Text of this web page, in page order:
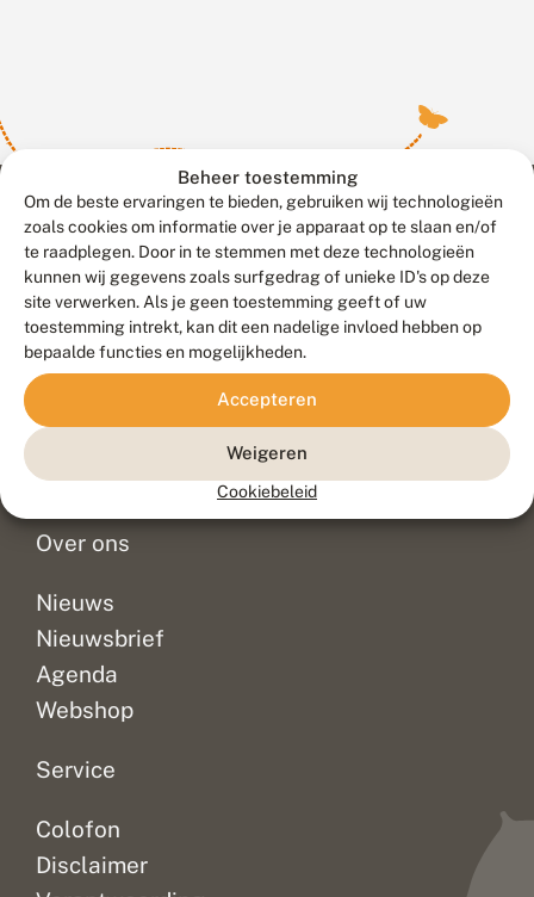
Beheer toestemming
Om de beste ervaringen te bieden, gebruiken wij technologieën
zoals cookies om informatie over je apparaat op te slaan en/of
te raadplegen. Door in te stemmen met deze technologieën
kunnen wij gegevens zoals surfgedrag of unieke ID's op deze
site verwerken. Als je geen toestemming geeft of uw
toestemming intrekt, kan dit een nadelige invloed hebben op
bepaalde functies en mogelijkheden.
Accepteren
Weigeren
Cookiebeleid
Contact
Veelgestelde vragen
Doneer
Over ons
Nieuws
Nieuwsbrief
Agenda
Webshop
Service
Colofon
Disclaimer
Meld waarnemingen© 2026 Vlinderstichting
Duurzaam ontwikkeld door
Go2People
, ontworpen door
Blue Field Agency
Privacy
Disclaimer
Sitemap